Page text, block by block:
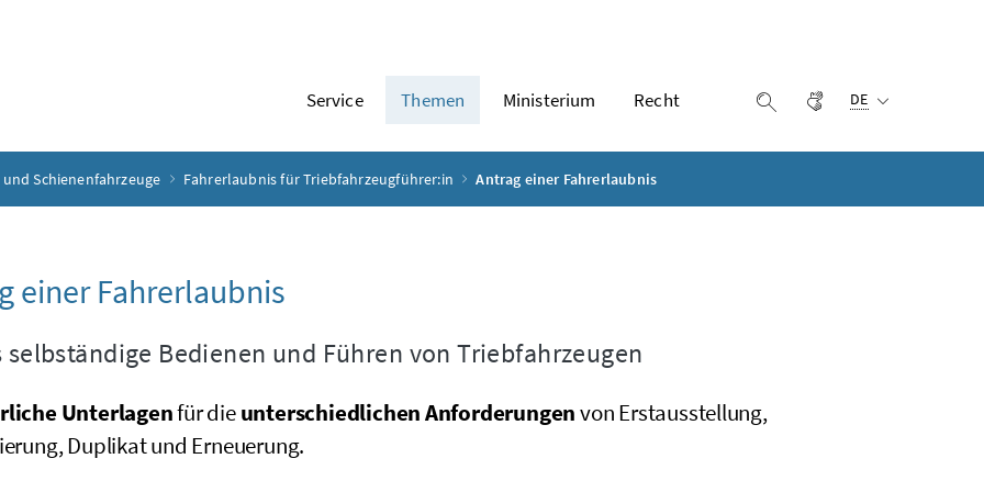
Service Themen Ministerium Recht Suche einblenden
Gebärdensprache
DE
Schienenfahrzeuge Fahrerlaubnis für Triebfahrzeugführer:in Antrag einer Fahrerlaubnis
einer Fahrerlaubnis
selbständige Bedienen und Führen von Triebfahrzeugen
Unterlagenfür dieunterschiedlichen Anforderungenvon Erstausstellung,
Duplikat und Erneuerung.